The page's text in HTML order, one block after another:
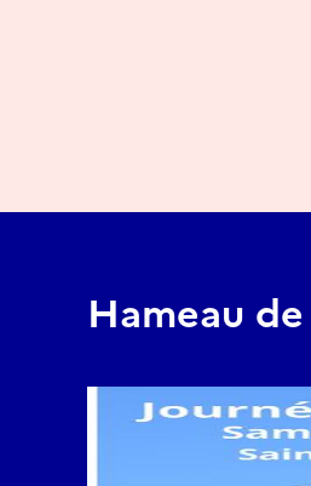
Hameau